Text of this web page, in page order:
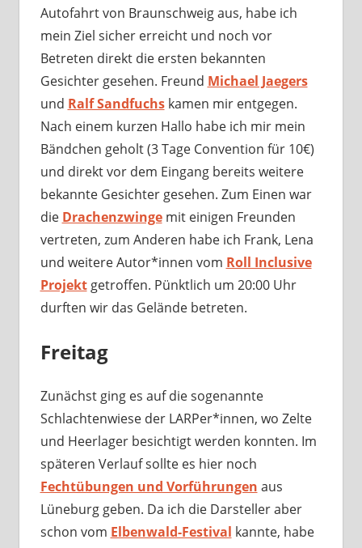
Autofahrt von Braunschweig aus, habe ich
mein Ziel sicher erreicht und noch vor
Betreten direkt die ersten bekannten
Gesichter gesehen. Freund Michael Jaegers
und Ralf Sandfuchskamen mir entgegen.
Nach einem kurzen Hallo habe ich mir mein
Bändchen geholt (3 Tage Convention für 10€)
und direkt vor dem Eingang bereits weitere
bekannte Gesichter gesehen. Zum Einen war
die Drachenzwingemit einigen Freunden
vertreten, zum Anderen habe ich Frank, Lena
und weitere Autor*innen vom Roll Inclusive
Projektgetroffen. Pünktlich um 20:00 Uhr
durften wir das Gelände betreten.
Freitag
Zunächst ging es auf die sogenannte
Schlachtenwiese der LARPer*innen, wo Zelte
und Heerlager besichtigt werden konnten. Im
späteren Verlauf sollte es hier noch
Fechtübungen und Vorführungen aus
Lüneburg geben. Da ich die Darsteller aber
schon vom Elbenwald-Festival kannte, habe